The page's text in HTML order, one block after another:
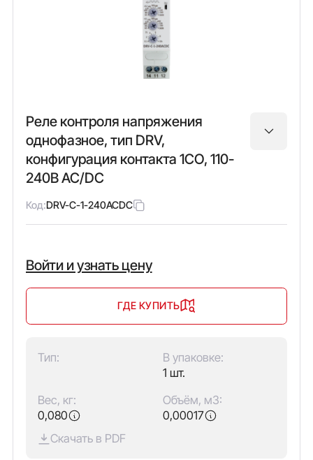
Реле контроля напряжения
однофазное, тип DRV,
конфигурация контакта 1CO, 110-
240В AC/DC
Код:DRV-C-1-240ACDC
Войти и узнать цену
ГДЕ КУПИТЬ
Тип:
В упаковке:
1 шт.
Вес, кг:
0,080
Объём, м3:
0,00017
Скачать в PDF